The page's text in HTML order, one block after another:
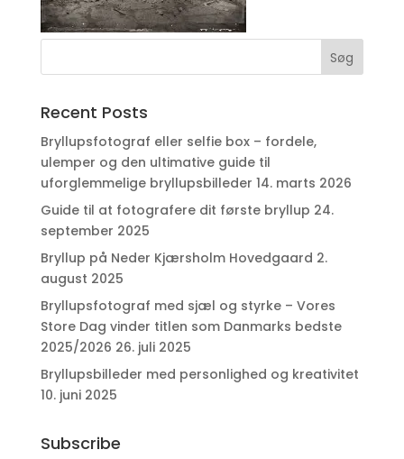
Recent Posts
Bryllupsfotograf eller selfie box – fordele,
ulemper og den ultimative guide til
uforglemmelige bryllupsbilleder 14. marts 2026
Guide til at fotografere dit første bryllup 24.
september 2025
Bryllup på Neder Kjærsholm Hovedgaard 2.
august 2025
Bryllupsfotograf med sjæl og styrke – Vores
Store Dag vinder titlen som Danmarks bedste
2025/2026 26. juli 2025
Bryllupsbilleder med personlighed og kreativitet
10. juni 2025
Subscribe